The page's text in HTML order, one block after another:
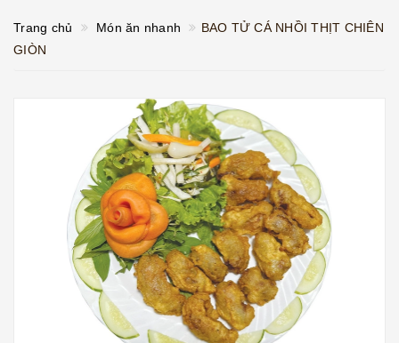
Trang chủ Món ăn nhanh
BAO TỬ CÁ NHỒI THỊT CHIÊN
GIÒN